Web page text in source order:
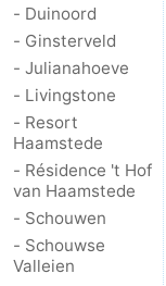
Vlissingen
-
Middelburg
Wetter
Kontakt
- Duinoord
- Ginsterveld
- Julianahoeve
- Livingstone
- Resort
Haamstede
- Résidence 't Hof
van Haamstede
- Schouwen
- Schouwse
Valleien